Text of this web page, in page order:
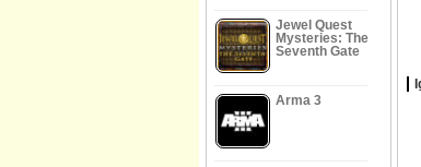
Jewel Quest
Mysteries: The
Seventh Gate
Arma 3